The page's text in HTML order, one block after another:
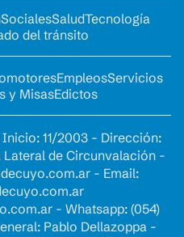
SocialesSaludTecnología
del tránsito
EmpleosServicios
y MisasEdictos
11/2003 - Dirección:
Lateral de Circunvalación -
- Email:
- Whatsapp: (054)
Pablo Dellazoppa -